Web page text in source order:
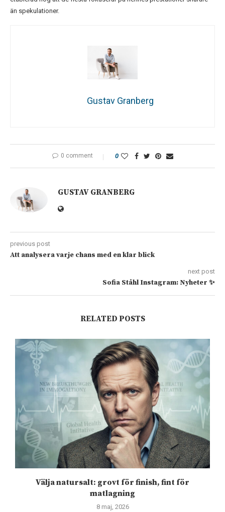
än spekulationer.
Gustav Granberg
0 comment 0
GUSTAV GRANBERG
previous post
Att analysera varje chans med en klar blick
next post
Sofia Ståhl Instagram: Nyheter ✨
RELATED POSTS
Välja natursalt: grovt för finish, fint för
matlagning
8 maj, 2026